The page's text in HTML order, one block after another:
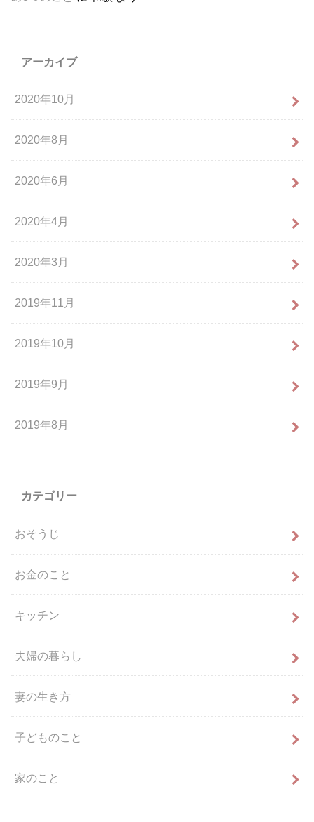
アーカイブ
2020年10月
2020年8月
2020年6月
2020年4月
2020年3月
2019年11月
2019年10月
2019年9月
2019年8月
カテゴリー
おそうじ
お金のこと
キッチン
夫婦の暮らし
妻の生き方
子どものこと
家のこと